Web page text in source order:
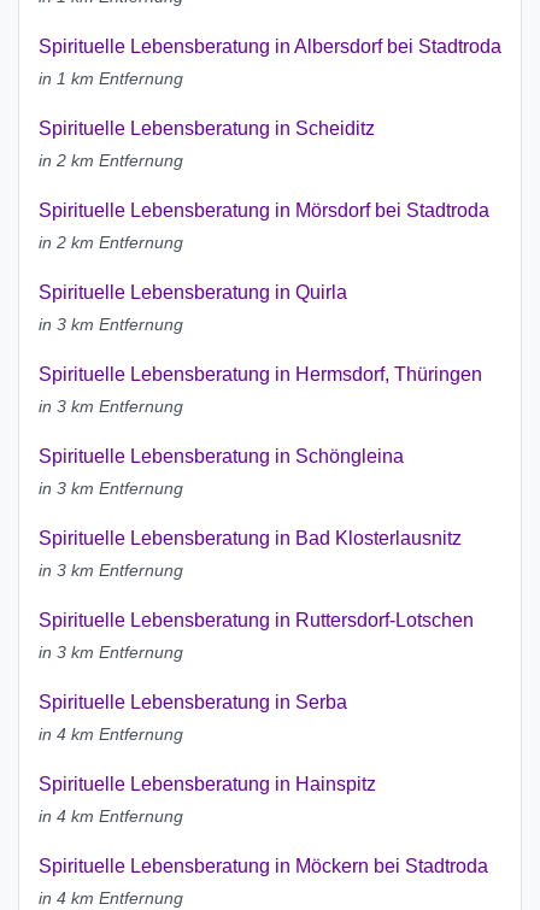
Spirituelle Lebensberatung in Albersdorf bei Stadtroda
in 1 km Entfernung
Spirituelle Lebensberatung in Scheiditz
in 2 km Entfernung
Spirituelle Lebensberatung in Mörsdorf bei Stadtroda
in 2 km Entfernung
Spirituelle Lebensberatung in Quirla
in 3 km Entfernung
Spirituelle Lebensberatung in Hermsdorf, Thüringen
in 3 km Entfernung
Spirituelle Lebensberatung in Schöngleina
in 3 km Entfernung
Spirituelle Lebensberatung in Bad Klosterlausnitz
in 3 km Entfernung
Spirituelle Lebensberatung in Ruttersdorf-Lotschen
in 3 km Entfernung
Spirituelle Lebensberatung in Serba
in 4 km Entfernung
Spirituelle Lebensberatung in Hainspitz
in 4 km Entfernung
Spirituelle Lebensberatung in Möckern bei Stadtroda
in 4 km Entfernung